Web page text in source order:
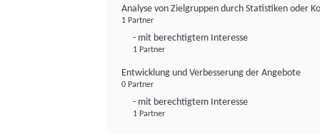
Analyse von Zielgruppen durch Statistiken oder
1 Partner
- mit berechtigtem Interesse
1 Partner
Entwicklung und Verbesserung der Angebote
0 Partner
- mit berechtigtem Interesse
1 Partner